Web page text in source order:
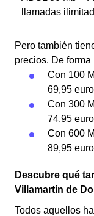
llamadas
Pero también
precios. De
Con 100
69,95
Con 300
74,95
Con 600
89,95
Descubre qué
Villamartín de
Todos aquellos